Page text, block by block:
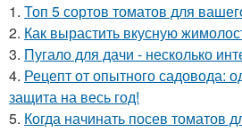
1. Топ 5 сортов томатов для
2. Как вырастить вкусную
3. Пугало для дачи - несколько
4. Рецепт от опытного садовода:
защита на весь год!
5. Когда начинать посев томатов